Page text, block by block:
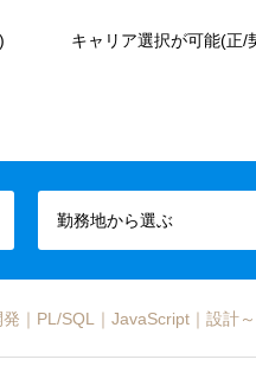
キャリア選択が可能(正/
勤務地から選ぶ
｜PL/SQL｜JavaScript｜設計